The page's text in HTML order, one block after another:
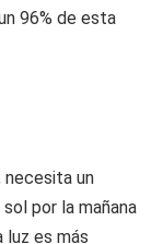
96% de esta
necesita un
por la mañana
luz es más